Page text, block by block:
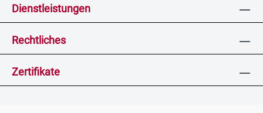
Dienstleistungen
Rechtliches
Zertifikate